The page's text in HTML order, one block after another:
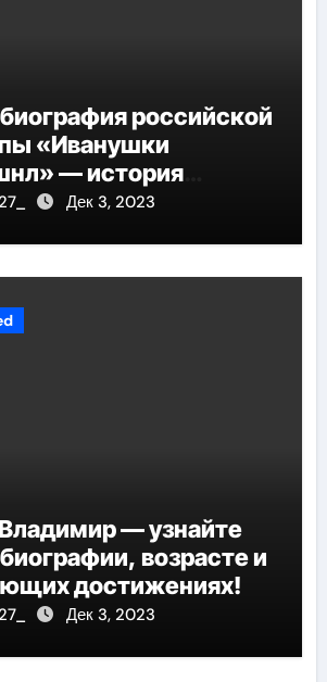
российской
«Иванушки
— история
и судьбы
Дек 3, 2023
— узнайте
возрасте и
достижениях!
Дек 3, 2023